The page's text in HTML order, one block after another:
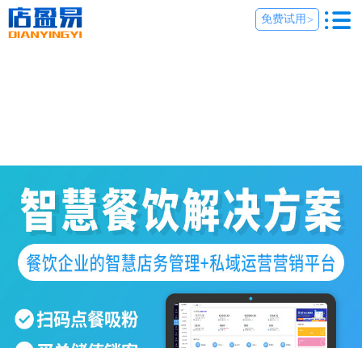
免费试用 >